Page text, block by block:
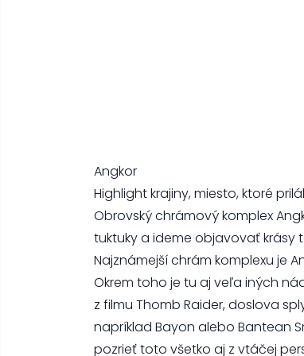
Angkor
Highlight krajiny, miesto, ktoré
Obrovský chrámový komplex
tuktuky a ideme objavovať krásy
Najznámejší chrám komplexu je
Okrem toho je tu aj veľa iných
z filmu Thomb Raider, doslova
napríklad Bayon alebo Bantean
pozrieť toto všetko aj z vtáčej